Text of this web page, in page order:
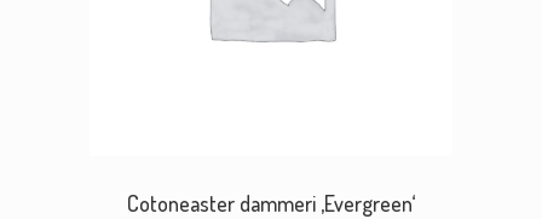
Cotoneaster dammeri ‚Evergreen‘